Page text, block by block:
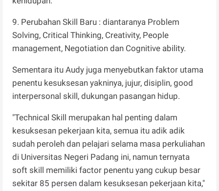
9. Perubahan Skill Baru : diantaranya Problem
Solving, Critical Thinking, Creativity, People
management, Negotiation dan Cognitive ability.
Sementara itu Audy juga menyebutkan faktor utama
penentu kesuksesan yakninya, jujur, disiplin, good
interpersonal skill, dukungan pasangan hidup.
"Technical Skill merupakan hal penting dalam
kesuksesan pekerjaan kita, semua itu adik adik
sudah peroleh dan pelajari selama masa perkuliahan
di Universitas Negeri Padang ini, namun ternyata
soft skill memiliki factor penentu yang cukup besar
sekitar 85 persen dalam kesuksesan pekerjaan kita,"